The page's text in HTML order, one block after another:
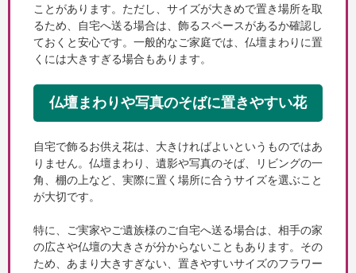
ことがあります。ただし、サイズが大きめで置き場所を取
るため、自宅へ送る場合は、飾るスペースがあるか確認し
ておくと安心です。一般的なご家庭では、仏壇まわりに置
くには大きすぎる場合もあります。
仏壇まわりや写真のそばに置きやすい花
自宅で飾るお供え花は、大きければよいというものではあ
りません。仏壇まわり、遺影や写真のそば、リビングの一
角、棚の上など、実際に置く場所に合うサイズを選ぶこと
が大切です。
特に、ご実家やご遺族様のご自宅へ送る場合は、相手の家
の広さや仏壇の大きさが分からないこともあります。その
ため、あまり大きすぎない、置きやすいサイズのフラワー